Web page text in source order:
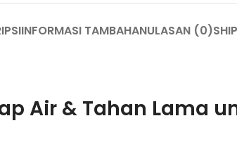
INFORMASI TAMBAHANULASAN (0)
Air & Tahan Lama